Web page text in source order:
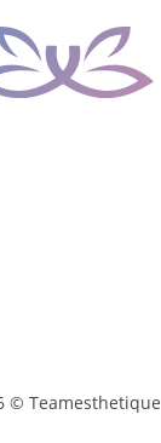
© Teamesthetique